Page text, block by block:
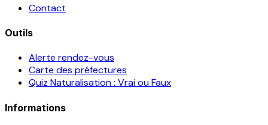
Contact
Outils
Alerte rendez-vous
Carte des préfectures
Quiz Naturalisation : Vrai ou Faux
Informations